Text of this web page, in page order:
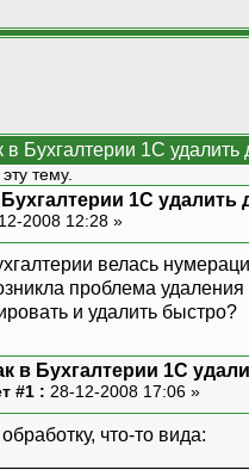
в Бухгалтерии 1С
тему.
Бухгалтерии 1С
2008 12:28 »
велась
проблема
и удалить быстро?
в Бухгалтерии 1С
#1 : 28-12-2008 17:06 »
что-то вида: